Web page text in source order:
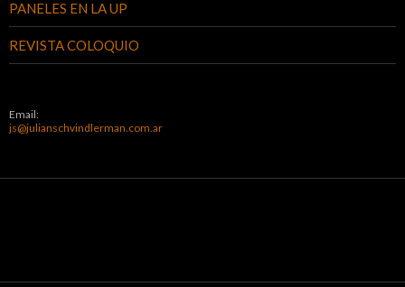
PANELES EN LA UP
REVISTA COLOQUIO
Email:
js@julianschvindlerman.com.ar